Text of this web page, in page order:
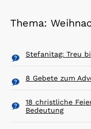
Thema:
Stefanitag: Treu
8 Gebete zum
18 christliche
Bedeutung